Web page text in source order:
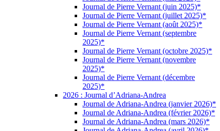
Journal de Pierre Vernant (juin 2025)*
Journal de Pierre Vernant (juillet 2025)*
Journal de Pierre Vernant (août 2025)*
Journal de Pierre Vernant (septembre
2025)*
Journal de Pierre Vernant (octobre 2025)*
Journal de Pierre Vernant (novembre
2025)*
Journal de Pierre Vernant (décembre
2025)*
2026 : Journal d’Adriana-Andrea
Journal de Adriana-Andrea (janvier 2026)*
Journal de Adriana-Andrea (février 2026)*
Journal de Adriana-Andrea (mars 2026)*